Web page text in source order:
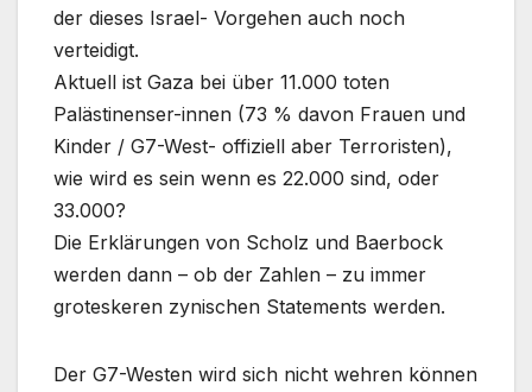
der dieses Israel- Vorgehen auch noch
verteidigt.
Aktuell ist Gaza bei über 11.000 toten
Palästinenser-innen (73 % davon Frauen und
Kinder / G7-West- offiziell aber Terroristen),
wie wird es sein wenn es 22.000 sind, oder
33.000?
Die Erklärungen von Scholz und Baerbock
werden dann – ob der Zahlen – zu immer
groteskeren zynischen Statements werden.
Der G7-Westen wird sich nicht wehren können